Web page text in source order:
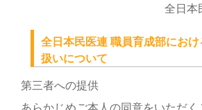
全日本
全日本民医連 職員育成部にお
扱いについて
第三者への提供
あらかじめご本人の同意をいただ